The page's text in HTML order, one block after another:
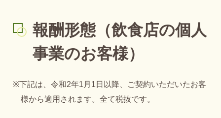
報酬形態（飲食店の個人
事業のお客様）
※下記は、令和2年1月1日以降、ご契約いただいたお客
様から適用されます。全て税抜です。